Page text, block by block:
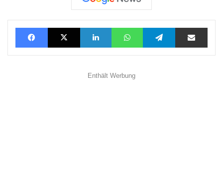
FacebookX LinkedInWhatsAppTelegramTeilen via E-Mail
Enthält Werbung